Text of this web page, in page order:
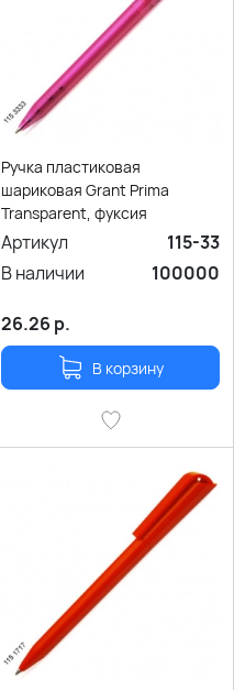
Ручка пластиковая
шариковая Grant Prima
Transparent, фуксия
Артикул
115-33
В наличии
100000
26.26 р.
В корзину